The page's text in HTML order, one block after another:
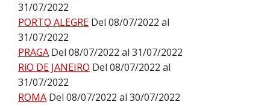
31/07/2022
PORTO ALEGRE Del 08/07/2022 al
31/07/2022
PRAGA Del 08/07/2022 al 31/07/2022
RíO DE JANEIRO Del 08/07/2022 al
31/07/2022
ROMA Del 08/07/2022 al 30/07/2022